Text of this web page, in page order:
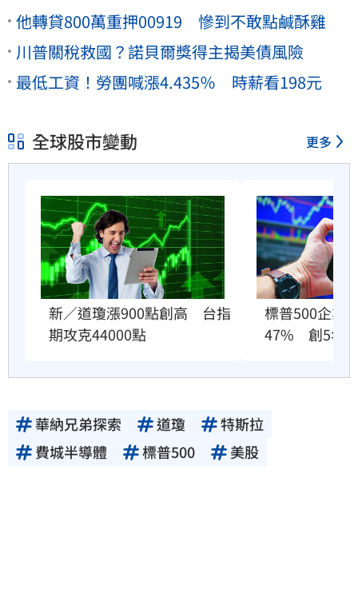
他轉貸800萬重押00919 慘到不敢點鹹酥雞
川普關稅救國？諾貝爾獎得主揭美債風險
最低工資！勞團喊漲4.435％ 時薪看198元
全球股市變動 更多
新／道瓊漲900點創高　台指
期攻克44000點
標普500企業
47%　創5年
華納兄弟探索 道瓊
特斯拉
費城半導體
標普500 美股